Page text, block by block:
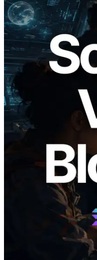
2026.05.24
Validators
Analyzer —
produção de
responsável